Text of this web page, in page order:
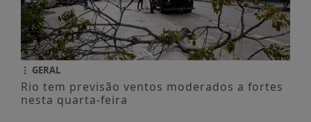
GERAL
Rio tem previsão ventos moderados a fortes
nesta quarta-feira